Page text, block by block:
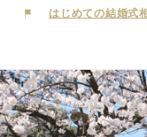
るのもポイント！結婚
はじめての結婚式